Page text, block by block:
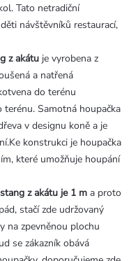
Tato netradiční
návštěvníků restaurací,
z akátu je vyrobena z
a natřená
do terénu
Samotná houpačka
v designu koně a je
konstrukci je houpačka
které umožňuje houpání
z akátu je 1 m a proto
stačí zde udržovaný
na zpevněnou plochu
se zákazník obává